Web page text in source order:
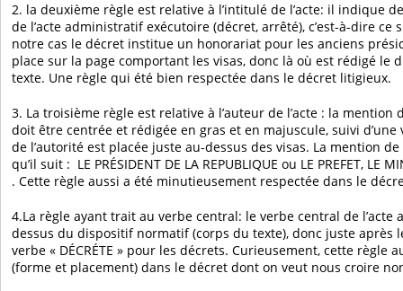
2. la deuxième règle est relative à l’intitulé de l’acte: il indique
de l’acte administratif exécutoire (décret, arrêté), c’est-à-dire ce
notre cas le décret institue un honorariat pour les anciens
place sur la page comportant les visas, donc là où est rédigé le
texte. Une règle qui été bien respectée dans le décret litigieux.
3. La troisième règle est relative à l’auteur de l’acte : la mention
doit être centrée et rédigée en gras et en majuscule, suivi
de l’autorité est placée juste au-dessus des visas. La mention
qu’il suit : LE PRÉSIDENT DE LA REPUBLIQUE ou LE PREFET, LE
. Cette règle aussi a été minutieusement respectée dans le
4.La règle ayant trait au verbe central: le verbe central de l’acte
dessus du dispositif normatif (corps du texte), donc juste après
verbe « DÉCRÉTE » pour les décrets. Curieusement, cette règle
(forme et placement) dans le décret dont on veut nous croire